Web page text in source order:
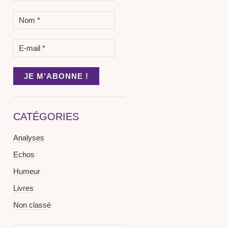
CATÉGORIES
Analyses
Echos
Humeur
Livres
Non classé